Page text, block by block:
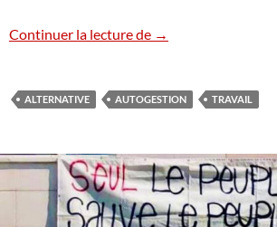
Continuer la lecture de Travailler en
→
ALTERNATIVE AUTOGESTION TRAVAIL